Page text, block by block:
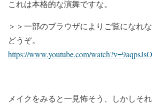
これは本格的な演舞ですな。
＞＞一部のブラウザによりご覧になれ
どうぞ。
https://www.youtube.com/
メイクをみると一見怖そう、しかしそ